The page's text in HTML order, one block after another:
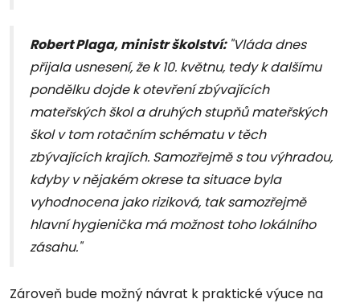
Robert Plaga, ministr školství: "Vláda dnes
přijala usnesení, že k 10. květnu, tedy k dalšímu
pondělku dojde k otevření zbývajících
mateřských škol a druhých stupňů mateřských
škol v tom rotačním schématu v těch
zbývajících krajích. Samozřejmě s tou výhradou,
kdyby v nějakém okrese ta situace byla
vyhodnocena jako riziková, tak samozřejmě
hlavní hygienička má možnost toho lokálního
zásahu."
Zároveň bude možný návrat k praktické výuce na